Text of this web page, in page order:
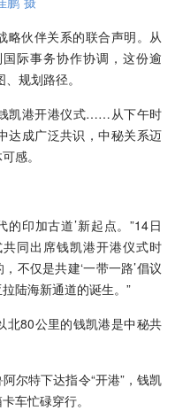
略伙伴关系的联合声明。从
际事务协作协调，这份逾
规划路径。
凯港开港仪式……从下午时
达成广泛共识，中秘关系迈
感。
的印加古道’新起点。”14日
同出席钱凯港开港仪式时
不仅是共建‘一带一路’倡议
陆海新通道的诞生。”
北80公里的钱凯港是中秘共
尔特下达指令“开港”，钱凯
车忙碌穿行。